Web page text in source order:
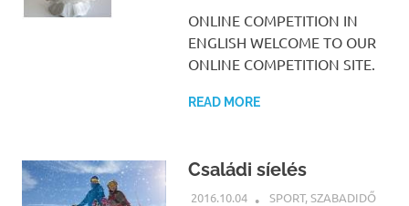
ONLINE COMPETITION IN
ENGLISH WELCOME TO OUR
ONLINE COMPETITION SITE.
READ MORE
Családi síelés
2016.10.04 NBEA
SPORT,SZABADIDŐ